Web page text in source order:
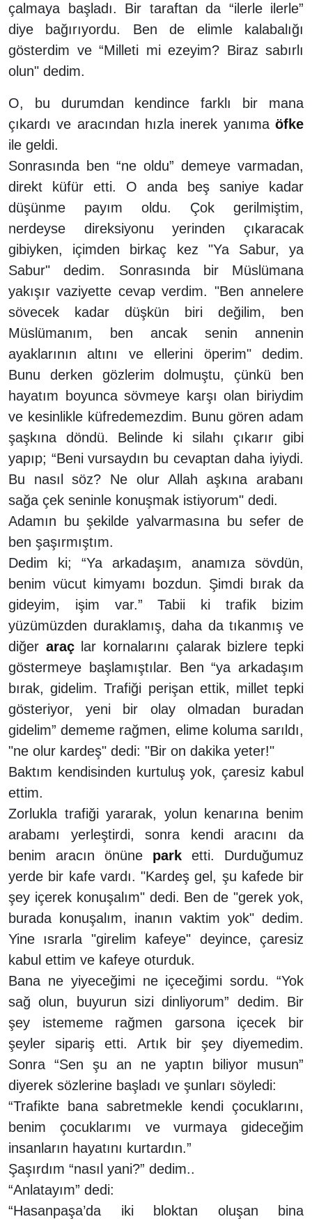
çalmaya başladı. Bir taraftan da “ilerle ilerle”
diye bağırıyordu. Ben de elimle kalabalığı
gösterdim ve “Milleti mi ezeyim? Biraz sabırlı
olun" dedim.
O, bu durumdan kendince farklı bir mana
çıkardı ve aracından hızla inerek yanıma öfke
ile geldi.
Sonrasında ben “ne oldu” demeye varmadan,
direkt küfür etti. O anda beş saniye kadar
düşünme payım oldu. Çok gerilmiştim,
nerdeyse direksiyonu yerinden çıkaracak
gibiyken, içimden birkaç kez "Ya Sabur, ya
Sabur" dedim. Sonrasında bir Müslümana
yakışır vaziyette cevap verdim. "Ben annelere
sövecek kadar düşkün biri değilim, ben
Müslümanım, ben ancak senin annenin
ayaklarının altını ve ellerini öperim" dedim.
Bunu derken gözlerim dolmuştu, çünkü ben
hayatım boyunca sövmeye karşı olan biriydim
ve kesinlikle küfredemezdim. Bunu gören adam
şaşkına döndü. Belinde ki silahı çıkarır gibi
yapıp; “Beni vursaydın bu cevaptan daha iyiydi.
Bu nasıl söz? Ne olur Allah aşkına arabanı
sağa çek seninle konuşmak istiyorum" dedi.
Adamın bu şekilde yalvarmasına bu sefer de
ben şaşırmıştım.
Dedim ki; “Ya arkadaşım, anamıza sövdün,
benim vücut kimyamı bozdun. Şimdi bırak da
gideyim, işim var.” Tabii ki trafik bizim
yüzümüzden duraklamış, daha da tıkanmış ve
diğer araçlar kornalarını çalarak bizlere tepki
göstermeye başlamıştılar. Ben “ya arkadaşım
bırak, gidelim. Trafiği perişan ettik, millet tepki
gösteriyor, yeni bir olay olmadan buradan
gidelim” dememe rağmen, elime koluma sarıldı,
"ne olur kardeş" dedi: "Bir on dakika yeter!"
Baktım kendisinden kurtuluş yok, çaresiz kabul
ettim.
Zorlukla trafiği yararak, yolun kenarına benim
arabamı yerleştirdi, sonra kendi aracını da
benim aracın önüne park etti. Durduğumuz
yerde bir kafe vardı. "Kardeş gel, şu kafede bir
şey içerek konuşalım" dedi. Ben de "gerek yok,
burada konuşalım, inanın vaktim yok" dedim.
Yine ısrarla "girelim kafeye" deyince, çaresiz
kabul ettim ve kafeye oturduk.
Bana ne yiyeceğimi ne içeceğimi sordu. “Yok
sağ olun, buyurun sizi dinliyorum” dedim. Bir
şey istememe rağmen garsona içecek bir
şeyler sipariş etti. Artık bir şey diyemedim.
Sonra “Sen şu an ne yaptın biliyor musun”
diyerek sözlerine başladı ve şunları söyledi:
“Trafikte bana sabretmekle kendi çocuklarını,
benim çocuklarımı ve vurmaya gideceğim
insanların hayatını kurtardın.”
Şaşırdım “nasıl yani?” dedim..
“Anlatayım” dedi:
“Hasanpaşa’da iki bloktan oluşan bina